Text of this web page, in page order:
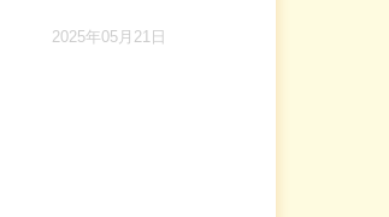
2025年05月21日